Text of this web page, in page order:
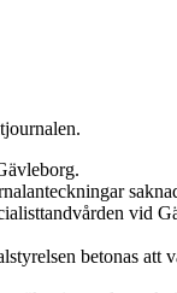
vid
betonas att